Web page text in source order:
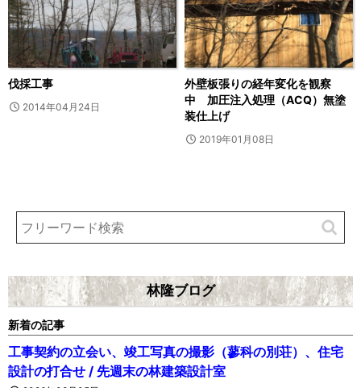
伐採工事
2014年04月24日
外壁板張りの経年変化を観察
中 加圧注入処理（ACQ）無塗
装仕上げ
2019年01月08日
林隆ブログ
新着の記事
工事契約の立会い、竣工写真の撮影（蓼科の別荘）、住宅
設計の打合せ / 先週末の林建築設計室